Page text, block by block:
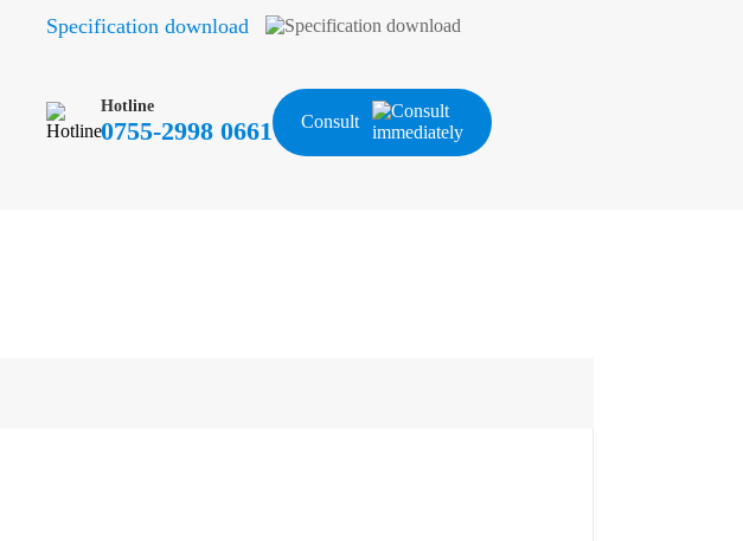
Specification download
Hotline
0755-2998 0661 Consult